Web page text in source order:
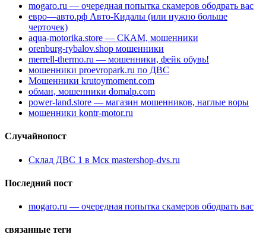
mogaro.ru — очередная попытка скамеров ободрать вас
евро—авто.рф Авто-Кидалы (или нужно больше
черточек)
aqua-motorika.store — СКАМ, мошенники
orenburg-rybalov.shop мошенники
merrell-thermo.ru — мошенники, фейк обувь!
мошенники proevropark.ru по ДВС
Мошенники krutoymoment.com
обман, мошенники domalp.com
power-land.store — магазин мошенников, наглые воры
мошенники kontr-motor.ru
Случайнопост
Склад ДВС 1 в Мск mastershop-dvs.ru
Последний пост
mogaro.ru — очередная попытка скамеров ободрать вас
связанные теги